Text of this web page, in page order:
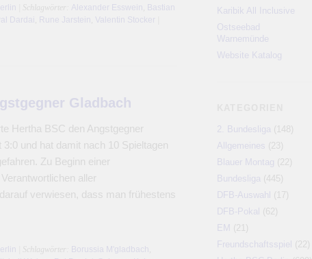
| Schlagwörter: Alexander Esswein
Bastian
Pal Dardai Rune Jarstein Valentin Stocker
Gladbach
Hertha BSC den Angstgegner
und hat damit nach 10 Spieltagen
Zu Beginn einer
aller
verwiesen, dass man frühestens
| Schlagwörter: Borussia M'gladbach
Karibik All Inclusive
Ostseebad
Warnemünde
Website Katalog
2. Bundesliga (148)
Allgemeines (23)
Blauer Montag (22)
Bundesliga (445)
DFB-Auswahl
(17)
DFB-Pokal (62)
EM
(21)
Freundschaftsspiel
(22)